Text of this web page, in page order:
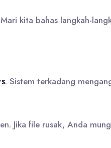
kita bahas langkah-
. Sistem terkadang
Jika file rusak, Anda